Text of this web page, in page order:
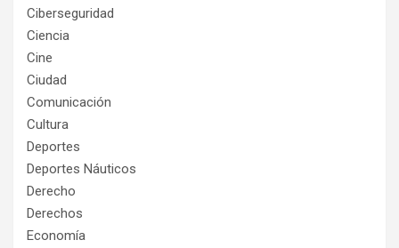
Ciberseguridad
Ciencia
Cine
Ciudad
Comunicación
Cultura
Deportes
Deportes Náuticos
Derecho
Derechos
Economía